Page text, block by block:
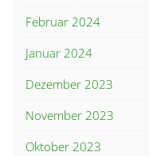
Februar 2024
Januar 2024
Dezember 2023
November 2023
Oktober 2023